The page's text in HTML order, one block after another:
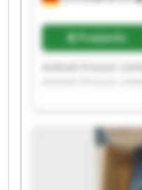
Preisinfo
Ambold Pressen
Ambold Pressen
Ambold Pressen
Ambold Pressen
Ambold Pressen